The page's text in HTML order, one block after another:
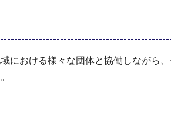
における様々な団体と協働しながら